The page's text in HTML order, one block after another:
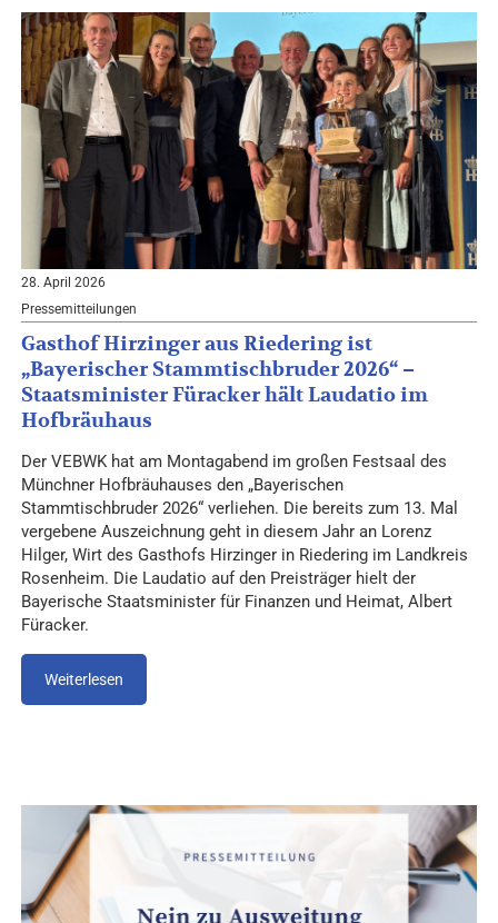
28. April 2026
Pressemitteilungen
Gasthof Hirzinger aus Riedering ist
„Bayerischer Stammtischbruder 2026“ –
Staatsminister Füracker hält Laudatio im
Hofbräuhaus
Der VEBWK hat am Montagabend im großen Festsaal des
Münchner Hofbräuhauses den „Bayerischen
Stammtischbruder 2026“ verliehen. Die bereits zum 13. Mal
vergebene Auszeichnung geht in diesem Jahr an Lorenz
Hilger, Wirt des Gasthofs Hirzinger in Riedering im Landkreis
Rosenheim. Die Laudatio auf den Preisträger hielt der
Bayerische Staatsminister für Finanzen und Heimat, Albert
Füracker.
Weiterlesen